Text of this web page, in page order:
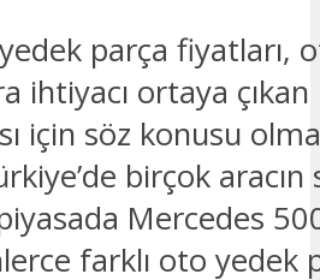
parça fiyatları,
ihtiyacı ortaya
için söz konusu
birçok aracın
Mercedes
farklı oto yedek